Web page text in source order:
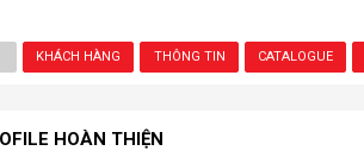
KHÁCH HÀNG THÔNG TIN CATALOGUE
HOÀN THIỆN